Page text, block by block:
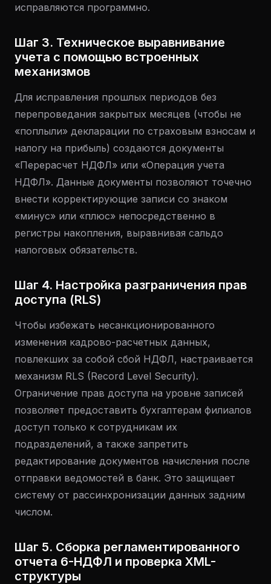
исправляются программно.
Шаг 3. Техническое выравнивание
учета с помощью встроенных
механизмов
Для исправления прошлых периодов без
перепроведания закрытых месяцев (чтобы не
«поплыли» декларации по страховым взносам и
налогу на прибыль) создаются документы
«Перерасчет НДФЛ» или «Операция учета
НДФЛ». Данные документы позволяют точечно
внести корректирующие записи со знаком
«минус» или «плюс» непосредственно в
регистры накопления, выравнивая сальдо
налоговых обязательств.
Шаг 4. Настройка разграничения прав
доступа (RLS)
Чтобы избежать несанкционированного
изменения кадрово-расчетных данных,
повлекших за собой сбой НДФЛ, настраивается
механизм RLS (Record Level Security).
Ограничение прав доступа на уровне записей
позволяет предоставить бухгалтерам филиалов
доступ только к сотрудникам их
подразделений, а также запретить
редактирование документов начисления после
отправки ведомостей в банк. Это защищает
систему от рассинхронизации данных задним
числом.
Шаг 5. Сборка регламентированного
отчета 6-НДФЛ и проверка XML-
структуры